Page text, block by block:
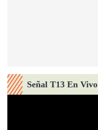
Señal T13 En Vivo